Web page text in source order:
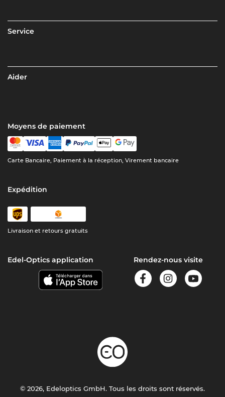
Service
Aider
Moyens de paiement
Carte Bancaire, Paiement à la réception, Virement bancaire
Expédition
Livraison et retours gratuits
Edel-Optics application Rendez-nous visite
© 2026, Edeloptics GmbH. Tous les droits sont réservés.